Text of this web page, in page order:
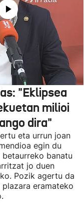
"Eklipsea
milioi
dira"
eta urrun joan
egin du
banatu
jo duen
Pozik agertu da
eramateko